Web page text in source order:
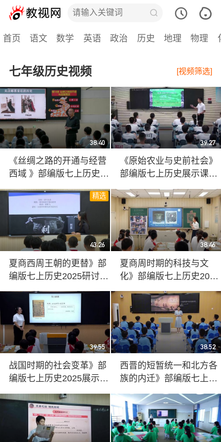
首页 语文 数学 英语 政治 历史 地理 物理
七年级历史视频 [视频筛选]
38:40
《丝绸之路的开通与经营
西域 》部编版七上历史展
示课视频
39:27
《原始农业与史前社会》
部编版七上历史展示课视
精选
43:26
夏商西周王朝的更替》部
编版七上历史2025研讨课
视频
38:46
夏商周时期的科技与文
化》部编版七上历史2025
优质示范课视频
39:55
战国时期的社会变革》部
编版七上历史2025展示课
38:52
西晋的短暂统一和北方各
族的内迁》部编版七上历